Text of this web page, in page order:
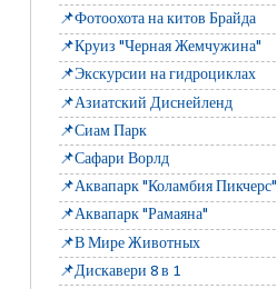
📌Фотоохота на китов Брайда
📌Круиз "Черная Жемчужина"
📌Экскурсии на гидроциклах
📌Азиатский Диснейленд
📌Сиам Парк
📌Сафари Ворлд
📌Аквапарк "Коламбия Пикчерс"
📌Аквапарк "Рамаяна"
📌В Мире Животных
📌Дискавери 8 в 1